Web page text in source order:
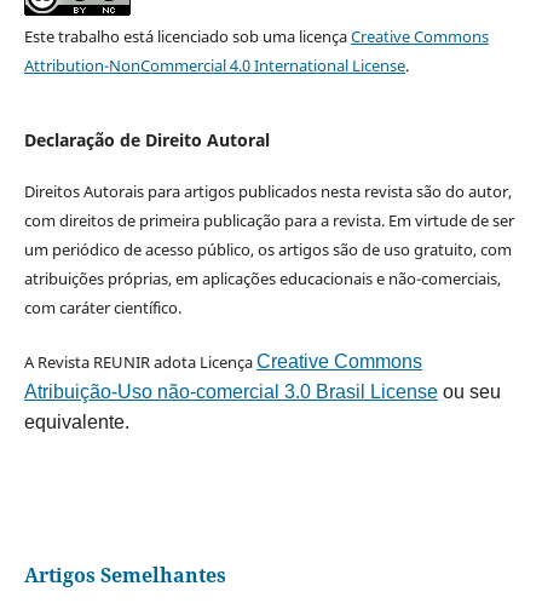
Este trabalho está licenciado sob uma licençaCreative Commons
Attribution-NonCommercial 4.0 International License.
Declaração de Direito Autoral
Direitos Autorais para artigos publicados nesta revista são do autor,
com direitos de primeira publicação para a revista. Em virtude de ser
um periódico de acesso público, os artigos são de uso gratuito, com
atribuições próprias, em aplicações educacionais e não-comerciais,
com caráter científico.
A Revista REUNIR adota LicençaCreative Commons
Atribuição-Uso não-comercial 3.0 Brasil Licenseou seu
equivalente.
Artigos Semelhantes